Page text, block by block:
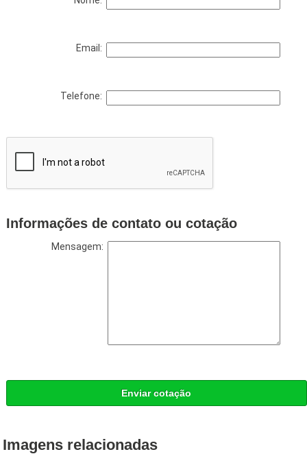
Email:
Telefone:
Informações de contato ou cotação
Mensagem:
Enviar cotação
Imagens relacionadas